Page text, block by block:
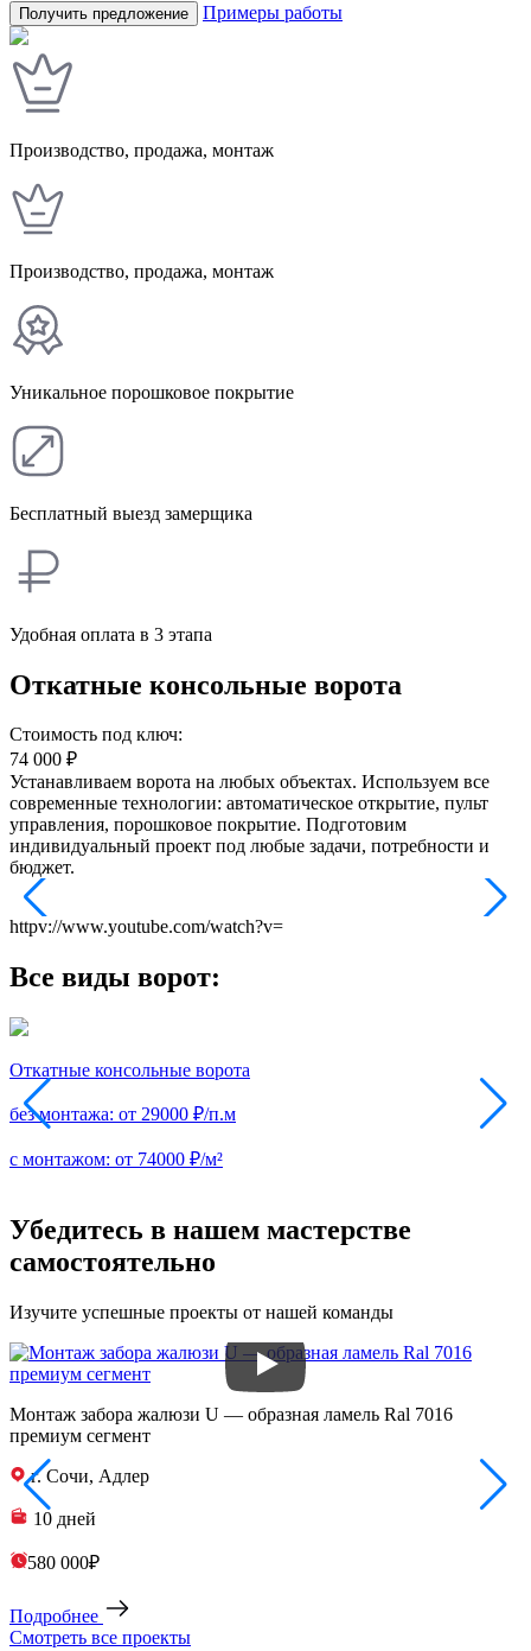
Получить предложение Примеры работы
Производство, продажа, монтаж
Производство, продажа, монтаж
Уникальное порошковое покрытие
Бесплатный выезд замерщика
Удобная оплата в 3 этапа
Откатные консольные ворота
Стоимость под ключ:
74 000 ₽
Устанавливаем ворота на любых объектах. Используем все
современные технологии: автоматическое открытие, пульт
управления, порошковое покрытие. Подготовим
индивидуальный проект под любые задачи, потребности и
бюджет.
httpv://www.youtube.com/watch?v=
Все виды ворот:
Откатные консольные ворота
без монтажа: от 29000 ₽/п.м
с монтажом: от 74000 ₽/м²
Убедитесь в нашем мастерстве
самостоятельно
Изучите успешные проекты от нашей команды
Монтаж забора жалюзи U — образная ламель Ral 7016
премиум сегмент
г. Сочи, Адлер
10 дней
580 000₽
Подробнее
Смотреть все проекты